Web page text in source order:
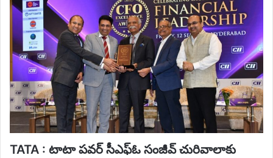
TATA : టాటా పవర్ సీఎఫ్‌ఓ సంజీవ్ చురివాలాకు